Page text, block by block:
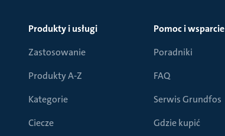
Produkty i usługi
Zastosowanie
Produkty A-Z
Kategorie
Ciecze
Pomoc i wsparcie
Poradniki
FAQ
Serwis Grundfos
Gdzie kupić